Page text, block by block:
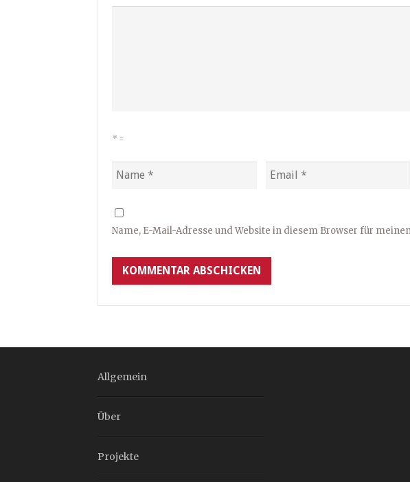
* =
Name, E-Mail-Adresse und Website in diesem Browser für
Allgemein
Über
Projekte